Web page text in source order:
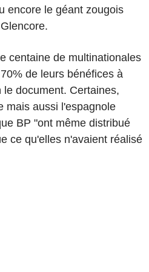
encore le géant zougois
centaine de multinationales
de leurs bénéfices à
document. Certaines,
mais aussi l'espagnole
BP "ont même distribué
ce qu'elles n'avaient réalisé